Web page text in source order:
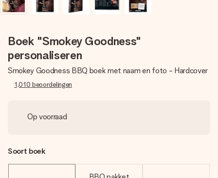
Boek "Smokey Goodness"
personaliseren
Smokey Goodness BBQ boek met naam en foto - Hardcover
1,010 beoordelingen
Op voorraad
Soort boek